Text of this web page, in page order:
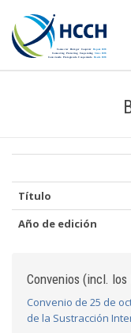
Título
Año de edición
Convenios (incl.
Convenio de 25 de
de la Sustracción